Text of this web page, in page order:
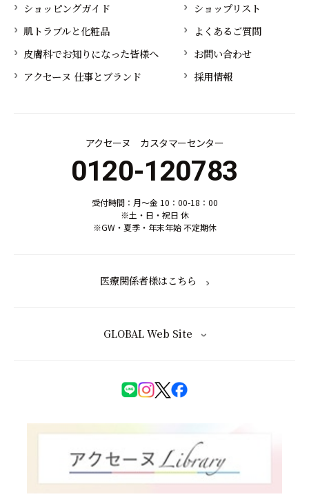
ショッピングガイド
ショップリスト
肌トラブルと化粧品
よくあるご質問
皮膚科でお知りになった皆様へ
お問い合わせ
アクセーヌ 仕事とブランド
採用情報
アクセーヌ カスタマーセンター
0120-120783
受付時間：月～金 10：00-18：00
※土・日・祝日 休
※GW・夏季・年末年始 不定期休
医療関係者様はこちら
GLOBAL Web Site